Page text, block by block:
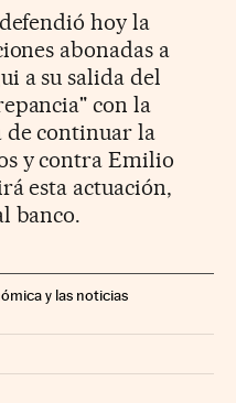
hoy la
abonadas a
a su salida del
con la
de continuar la
y contra Emilio
esta actuación,
banco.
y las noticias
Twitter